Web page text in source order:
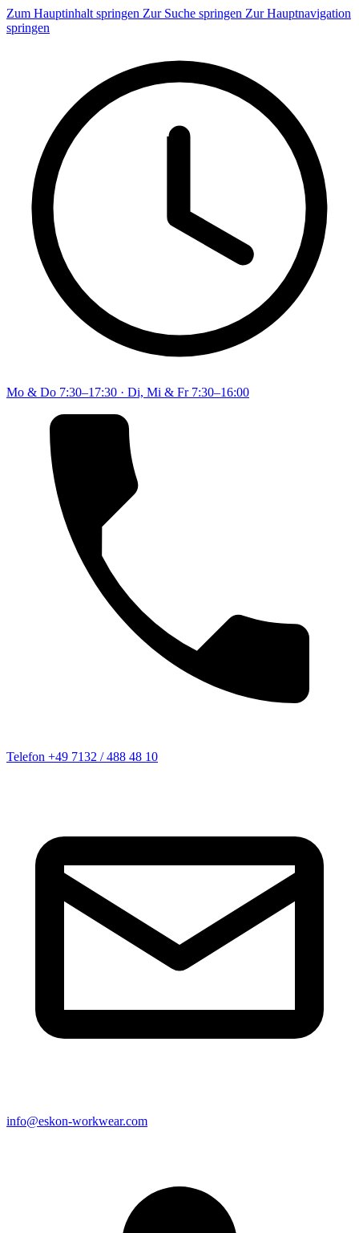
Zum Hauptinhalt springen Zur Suche springen Zur Hauptnavigation
springen
Mo & Do 7:30–17:30 · Di, Mi & Fr 7:30–16:00
Telefon +49 7132 / 488 48 10
info@eskon-workwear.com